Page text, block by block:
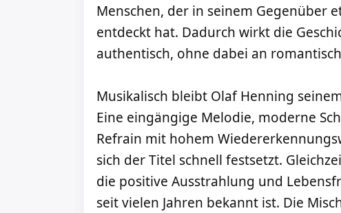
Menschen, der in seinem Gegenüber
entdeckt hat. Dadurch wirkt die
authentisch, ohne dabei an
Musikalisch bleibt Olaf Henning
Eine eingängige Melodie, moderne
Refrain mit hohem
sich der Titel schnell festsetzt.
die positive Ausstrahlung und
seit vielen Jahren bekannt ist. Die